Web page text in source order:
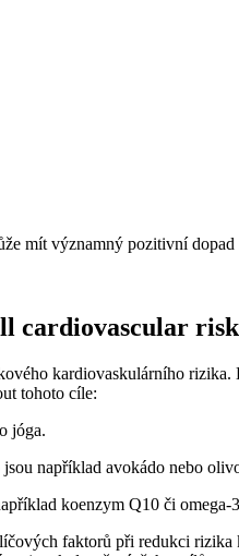
mít významný pozitivní
cardiovascular risk
kardiovaskulárního
tohoto cíle:
jóga.
jsou například avokádo nebo
koenzym Q10 či omega-
faktorů při redukci